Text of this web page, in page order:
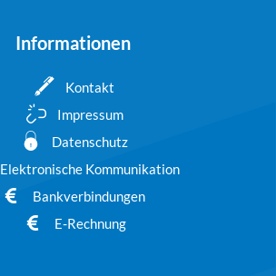
Informationen
Kontakt
Impressum
Datenschutz
Elektronische Kommunikation
Bankverbindungen
E-Rechnung